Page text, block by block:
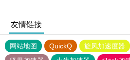
友情链接
网站地图 QuickQ 旋风加速度器